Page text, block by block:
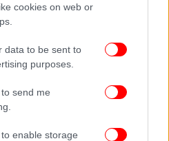
cookies on web or
data to be sent to
purposes.
send me
enable storage